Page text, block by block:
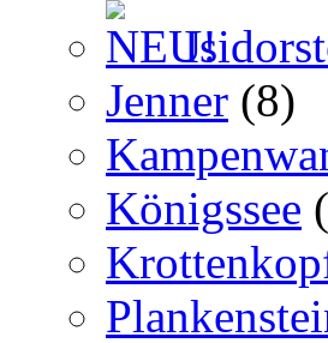
Jenner (8)
Königssee